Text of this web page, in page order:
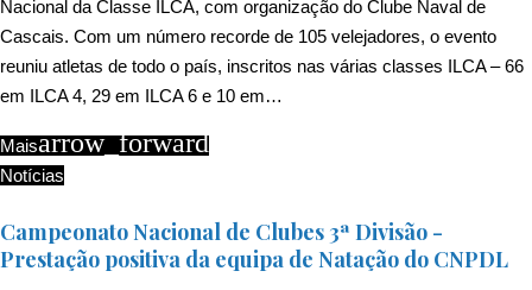
Nacional da Classe ILCA, com organização do Clube Naval de
Cascais. Com um número recorde de 105 velejadores, o evento
reuniu atletas de todo o país, inscritos nas várias classes ILCA – 66
em ILCA 4, 29 em ILCA 6 e 10 em…
Maisarrow_forward
Notícias
Campeonato Nacional de Clubes 3ª Divisão -
Prestação positiva da equipa de Natação do CNPDL